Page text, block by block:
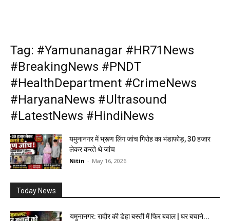
Tag: #Yamunanagar #HR71News
#BreakingNews #PNDT
#HealthDepartment #CrimeNews
#HaryanaNews #Ultrasound
#LatestNews #HindiNews
यमुनानगर में भ्रूण लिंग जांच गिरोह का भंडाफोड़, 30 हजार
लेकर करते थे जांच
Nitin - May 16, 2026
Today News
यमुनानगर: रादौर की डेहा बस्ती में फिर बवाल | घर बचाने...